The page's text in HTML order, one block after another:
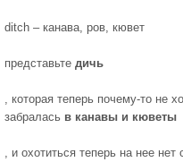
ditch – канава, ров, кювет
представьте дичь
, которая теперь почему-то не
забралась в канавы и кюветы
, и охотиться теперь на нее нет